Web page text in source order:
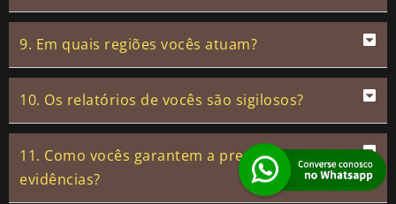
9. Em quais regiões vocês atuam?
10. Os relatórios de vocês são sigilosos?
11. Como vocês garantem a precisão das
evidências?